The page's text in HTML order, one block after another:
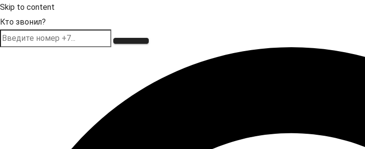
Skip to content
Кто звонил?